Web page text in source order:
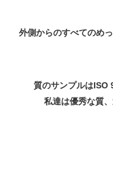
外側からのすべてのめ
質のサンプルはISO
私達は優秀な質